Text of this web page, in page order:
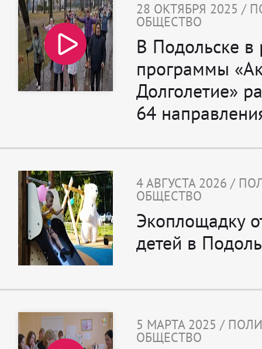
28 ОКТЯБРЯ 2025 /
ОБЩЕСТВО
В Подольске в
программы
Долголетие»
64
4 АВГУСТА 2026 /
ОБЩЕСТВО
Экоплощадку
детей в
5 МАРТА 2025 /
ОБЩЕСТВО